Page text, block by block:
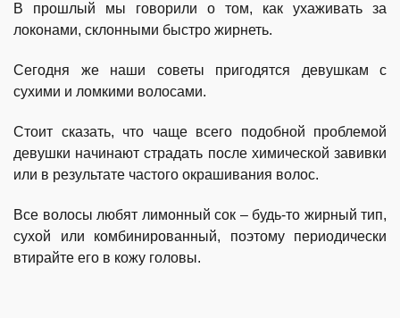
В прошлый мы говорили о том, как ухаживать за
локонами, склонными быстро жирнеть.
Сегодня же наши советы пригодятся девушкам с
сухими и ломкими волосами.
Стоит сказать, что чаще всего подобной проблемой
девушки начинают страдать после химической завивки
или в результате частого окрашивания волос.
Все волосы любят лимонный сок – будь-то жирный тип,
сухой или комбинированный, поэтому периодически
втирайте его в кожу головы.